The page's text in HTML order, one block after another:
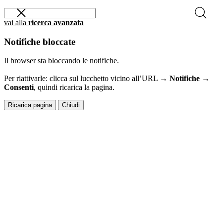
vai alla ricerca avanzata
Notifiche bloccate
Il browser sta bloccando le notifiche.
Per riattivarle: clicca sul lucchetto vicino all’URL → Notifiche →
Consenti, quindi ricarica la pagina.
Ricarica pagina Chiudi